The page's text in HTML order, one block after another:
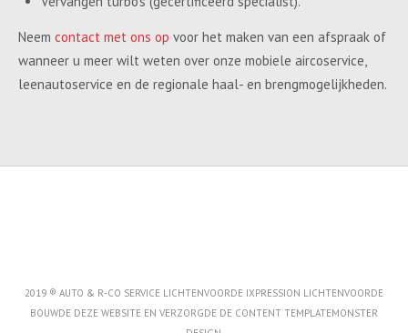
Neem contact met ons op voor het maken van een afspraak of
wanneer u meer wilt weten over onze mobiele aircoservice,
leenautoservice en de regionale haal- en brengmogelijkheden.
2019 ® AUTO & R-CO SERVICE LICHTENVOORDE IXPRESSION LICHTENVOORDE
BOUWDE DEZE WEBSITE EN VERZORGDE DE CONTENT TEMPLATEMONSTER